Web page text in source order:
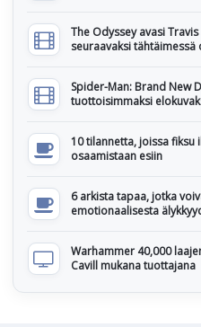
The Odyssey avasi
seuraavaksi tähtäimessä
Spider-Man: Brand New
tuottoisimmaksi
10 tilannetta, joissa fiksu
osaamistaan esiin
6 arkista tapaa, jotka
emotionaalisesta
Warhammer 40,000
Cavill mukana tuottajana